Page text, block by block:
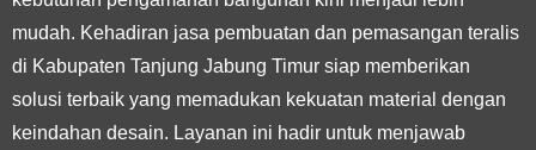
mudah. Kehadiran jasa pembuatan dan pemasangan teralis
di Kabupaten Tanjung Jabung Timur siap memberikan
solusi terbaik yang memadukan kekuatan material dengan
keindahan desain. Layanan ini hadir untuk menjawab